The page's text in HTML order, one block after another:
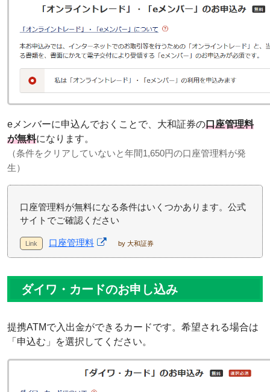
eメンバーに申込んでおくことで、大和証券の口座管理料
が無料になります。
（条件をクリアしていないと年間1,650円の口座管理料が発
生）
口座管理料が無料になる条件はいくつかあります。公式
サイトでご確認ください
口座管理料 by 大和証券
ダイワ・カードのお申し込み
提携ATMで入出金ができるカードです。希望される場合は
「申込む」を選択してください。